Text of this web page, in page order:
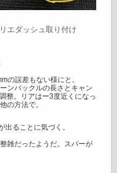
エダッシュ取り付け
の誤差もない様にと。
ンバックルの長さとキャン
整。リアはー3度近くになっ
の方法で。
ることに気づく。
雑だったようだ。スパーが